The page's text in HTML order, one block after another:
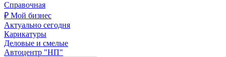
Справочная
₽ Мой бизнес
Актуально сегодня
Карикатуры
Деловые и смелые
Автоцентр "НП"